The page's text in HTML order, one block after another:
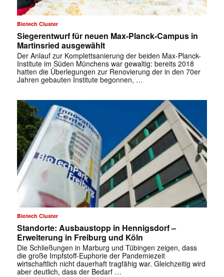
✕
Biotech Cluster
Siegerentwurf für neuen Max-Planck-Campus in
Martinsried ausgewählt
Der Anlauf zur Komplettsanierung der beiden Max-Planck-
Institute im Süden Münchens war gewaltig: bereits 2018
hatten die Überlegungen zur Renovierung der in den 70er
Jahren gebauten Institute begonnen, …
Biotech Cluster
Standorte: Ausbaustopp in Hennigsdorf –
Erweiterung in Freiburg und Köln
Die Schließungen in Marburg und Tübingen zeigen, dass
die große Impfstoff-Euphorie der Pandemiezeit
wirtschaftlich nicht dauerhaft tragfähig war. Gleichzeitig wird
aber deutlich, dass der Bedarf …